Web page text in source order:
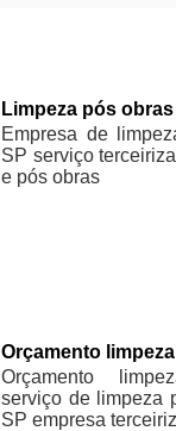
Limpeza pós obras
Empresa de
SP serviço
e pós obras
Orçamento
Orçamento
serviço de limpeza
SP empresa